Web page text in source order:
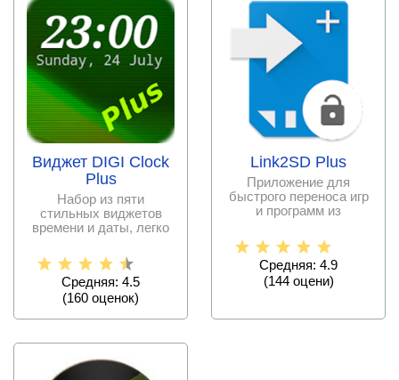
Виджет DIGI Clock
Plus
Набор из пяти
стильных виджетов
времени и даты, легко
пользоваться.
Средняя: 4.5
(160 оценок)
Link2SD Plus
Приложение для
быстрого переноса игр
и программ из
устройства на
Средняя: 4.9
(144оцени)